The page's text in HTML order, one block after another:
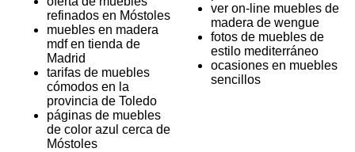
refinados en Móstoles
muebles en madera
mdf en tienda de
Madrid
tarifas de muebles
cómodos en la
provincia de Toledo
páginas de muebles
de color azul cerca de
Móstoles
ver on-line muebles de
madera de wengue
fotos de muebles de
estilo mediterráneo
ocasiones en muebles
sencillos